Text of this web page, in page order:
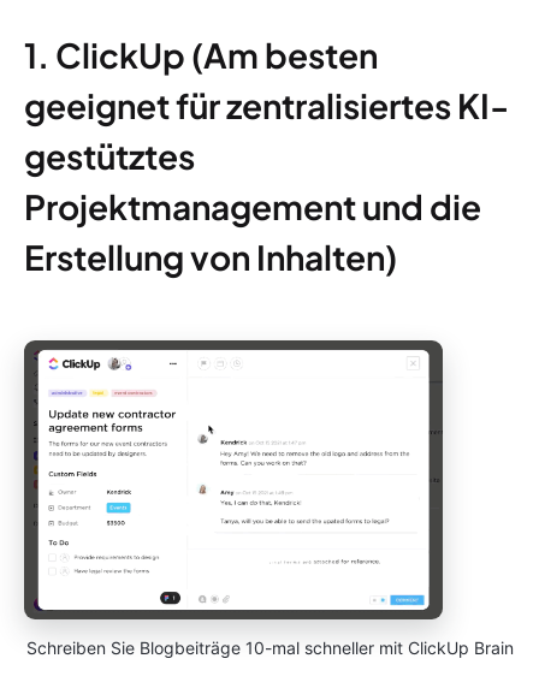
1. ClickUp (Am besten
geeignet für zentralisiertes KI-
gestütztes
Projektmanagement und die
Erstellung von Inhalten)
Schreiben Sie Blogbeiträge 10-mal schneller mit ClickUp Brain